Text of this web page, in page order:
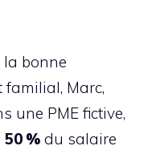
la bonne
familial, Marc,
une PME fictive,
50 % du salaire